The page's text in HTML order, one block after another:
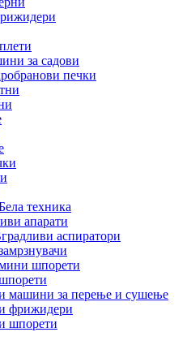
за садови
печки
техника
апарати
аспиратори
шпорети
машини за перење и сушење
фрижидери
шпорети